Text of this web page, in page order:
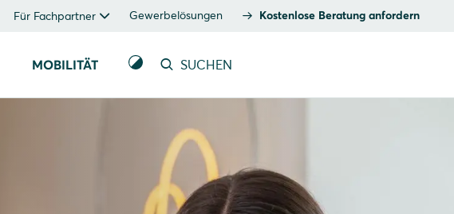
Für Fachpartner Gewerbelösungen Kostenlose Beratung anfordern
MOBILITÄT SUCHEN